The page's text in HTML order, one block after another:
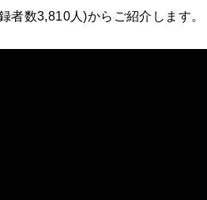
者数3,810人)からご紹介します。